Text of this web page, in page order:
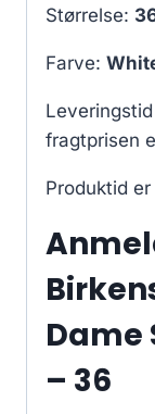
Størrelse:
Farve:
fragtprisen
Produktid er
Dame
– 36